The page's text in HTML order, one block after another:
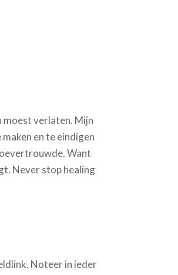
moest verlaten. Mijn
en te eindigen
Want
Never stop healing
Noteer in ieder